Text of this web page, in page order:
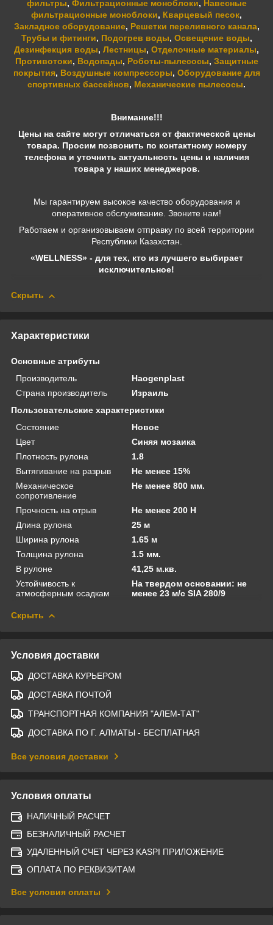
фильтры, Фильтрационные моноблоки, Навесные
фильтрационные моноблоки, Кварцевый песок,
Закладное оборудование, Решетки переливного канала,
Трубы и фитинги, Подогрев воды, Освещение воды,
Дезинфекция воды, Лестницы, Отделочные материалы,
Противотоки, Водопады, Роботы-пылесосы, Защитные
покрытия, Воздушные компрессоры, Оборудование для
спортивных бассейнов, Механические пылесосы.
Внимание!!!
Цены на сайте могут отличаться от фактической цены
товара. Просим позвонить по контактному номеру
телефона и уточнить актуальность цены и наличия
товара у наших менеджеров.
Мы гарантируем высокое качество оборудования и
оперативное обслуживание. Звоните нам!
Работаем и организовываем отправку по всей территории
Республики Казахстан.
«WELLNESS» - для тех, кто из лучшего выбирает
исключительное!
Скрыть
Характеристики
Основные атрибуты
Производитель
Haogenplast
Страна производитель
Израиль
Пользовательские характеристики
Состояние
Новое
Цвет
Синяя мозаика
Плотность рулона
1.8
Вытягивание на разрыв
Не менее 15%
Механическое
сопротивление
Не менее 800 мм.
Прочность на отрыв
Не менее 200 Н
Длина рулона
25 м
Ширина рулона
1.65 м
Толщина рулона
1.5 мм.
В рулоне
41,25 м.кв.
Устойчивость к
атмосферным осадкам
На твердом основании: не
менее 23 м/с SIA 280/9
Скрыть
Условия доставки
ДОСТАВКА КУРЬЕРОМ
ДОСТАВКА ПОЧТОЙ
ТРАНСПОРТНАЯ КОМПАНИЯ "АЛЕМ-ТАТ"
ДОСТАВКА ПО Г. АЛМАТЫ - БЕСПЛАТНАЯ
Все условия доставки
Условия оплаты
НАЛИЧНЫЙ РАСЧЕТ
БЕЗНАЛИЧНЫЙ РАСЧЕТ
УДАЛЕННЫЙ СЧЕТ ЧЕРЕЗ KASPI ПРИЛОЖЕНИЕ
ОПЛАТА ПО РЕКВИЗИТАМ
Все условия оплаты